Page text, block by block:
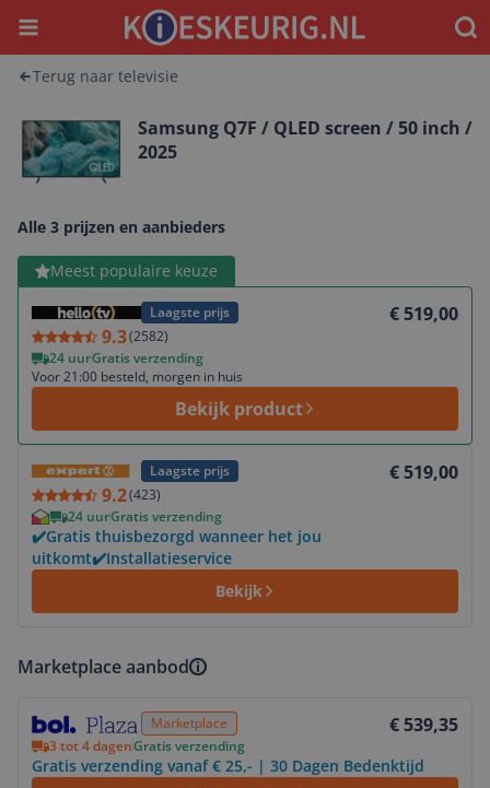
Menu
Terug naar televisie
Samsung Q7F / QLED screen / 50 inch /
2025
Alle 3 prijzen en aanbieders
Meest populaire keuze
Laagste prijs
9.3(2582)
€ 519,00
24 uurGratis verzending
Voor 21:00 besteld, morgen in huis
Bekijk product
Bekijk product
Laagste prijs
9.2(423)
€ 519,00
24 uurGratis verzending
✔️Gratis thuisbezorgd wanneer het jou
uitkomt✔️Installatieservice
Bekijk
Marketplace aanbod
Marketplace € 539,35
3 tot 4 dagenGratis verzending
Gratis verzending vanaf € 25,- | 30 Dagen Bedenktijd